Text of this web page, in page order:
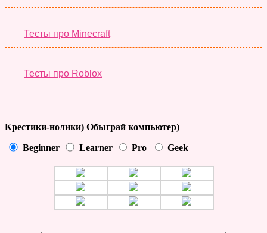
Тесты про Minecraft
Тесты про Roblox
Крестики-нолики) Обыграй компьютер)
Beginner Learner Pro Geek